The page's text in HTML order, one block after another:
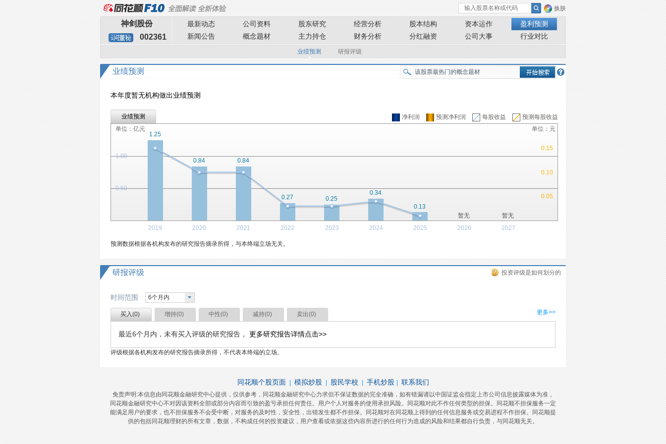
换肤
神剑股份
002361
最新动态 公司资料 股东研究 经营分析 股本结构 资本运作
盈利预测
新闻公告
概念题材 主力持仓 财务分析 分红融资 公司大事 行业对比
业绩预测 研报评级
业绩预测
本年度暂无机构做出业绩预测
业绩预测 净利润 预测净利润 每股收益 预测每股收益
2019 2020 2021 2022 2023 2024 2025 2026 2027
0.50
1.00
0.05
0.10
0.15
单位：元
单位：亿元
1.25
0.84 0.84
0.27 0.25
0.34
0.13
暂无
暂无
预测数据根据各机构发布的研究报告摘录所得，与本终端立场无关。
研报评级 投资评级是如何划分的
6个月内
时间范围
更多>>
买入(0) 增持(0) 中性(0) 减持(0) 卖出(0)
最近6个月内 ，未有买入评级的研究报告， 更多研究报告详情点击>>
评级根据各机构发布的研究报告摘录所得，不代表本终端的立场。
同花顺个股页面 模拟炒股 股民学校 手机炒股 联系我们
免责声明:本信息由同花顺金融研究中心提供，仅供参考，同花顺金融研究中心力求但不保证数据的完全准确，如有错漏请以中国证监会指定上市公司信息披露媒体为准，
同花顺金融研究中心不对因该资料全部或部分内容而引致的盈亏承担任何责任。用户个人对服务的使用承担风险。同花顺对此不作任何类型的担保。同花顺不担保服务一定
能满足用户的要求，也不担保服务不会受中断，对服务的及时性，安全性，出错发生都不作担保。同花顺对在同花顺上得到的任何信息服务或交易进程不作担保。同花顺提
供的包括同花顺理财的所有文章，数据，不构成任何的投资建议，用户查看或依据这些内容所进行的任何行为造成的风险和结果都自行负责，与同花顺无关。